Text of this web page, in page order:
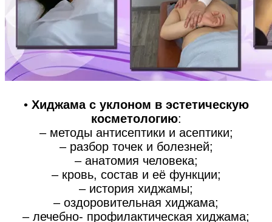
• Хиджама с уклоном в эстетическую
косметологию:
– методы антисептики и асептики;
– разбор точек и болезней;
– анатомия человека;
– кровь, состав и её функции;
– история хиджамы;
– оздоровительная хиджама;
– лечебно- профилактическая хиджама;